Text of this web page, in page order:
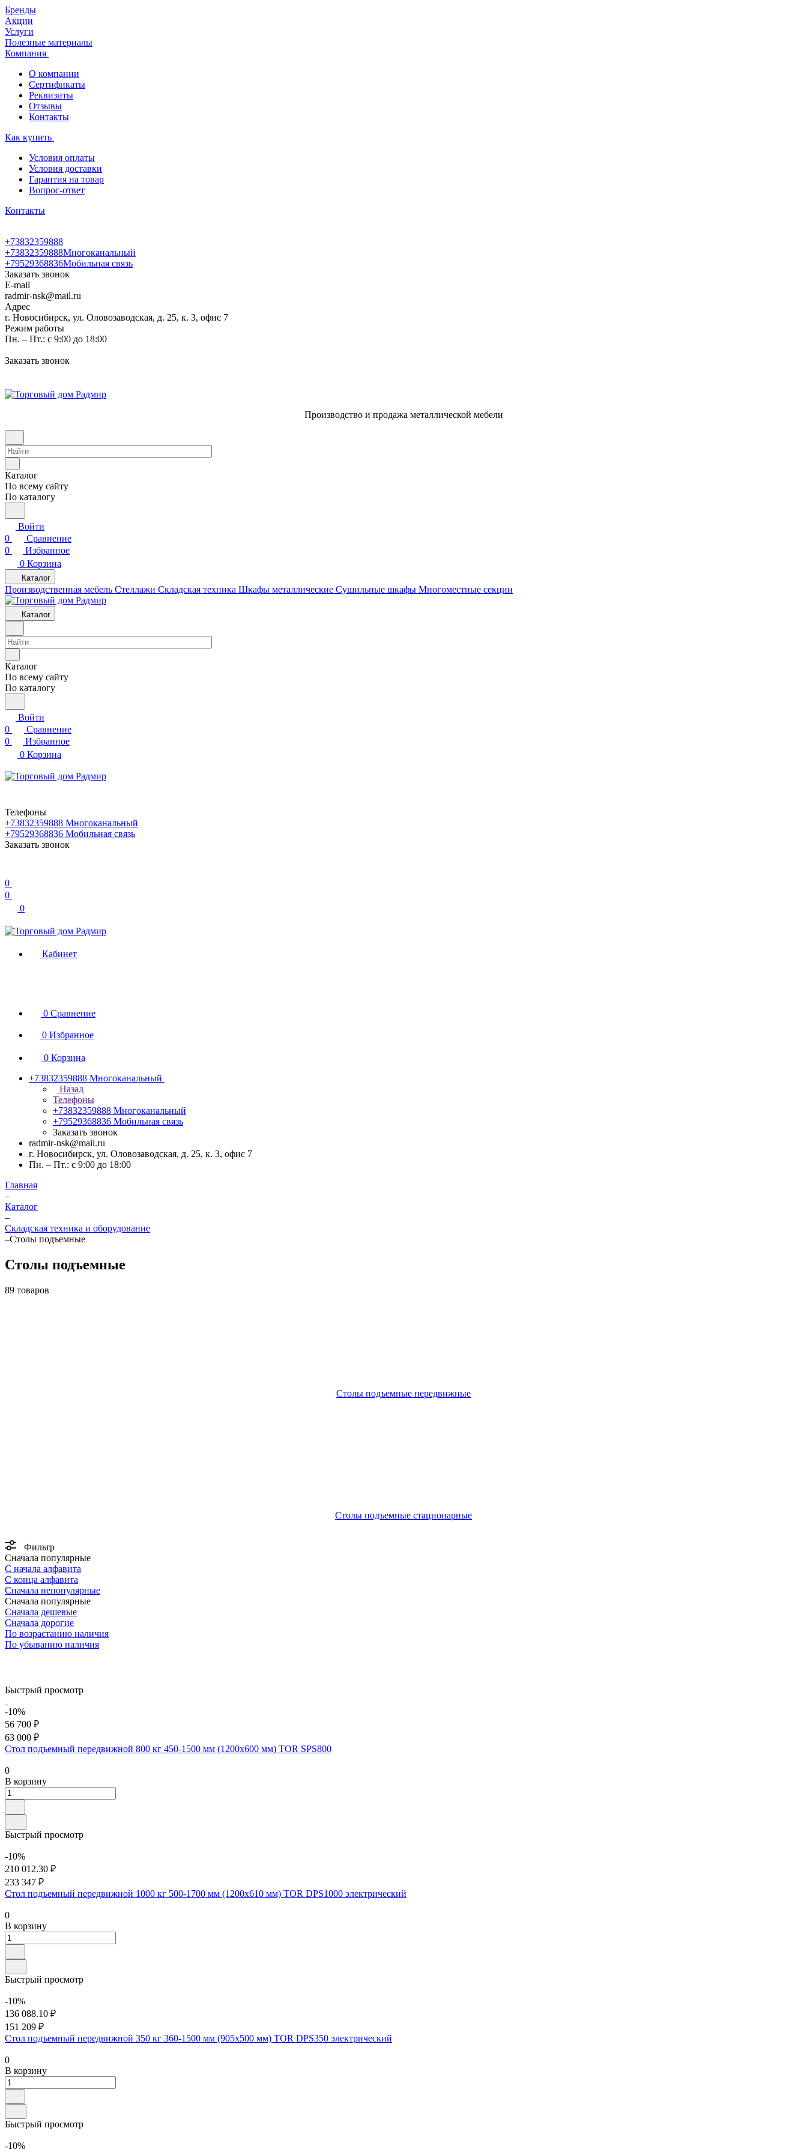
Бренды
Акции
Услуги
Полезные материалы
Компания
О компании
Сертификаты
Реквизиты
Отзывы
Контакты
Как купить
Условия оплаты
Условия доставки
Гарантия на товар
Вопрос-ответ
Контакты
+73832359888
+73832359888Многоканальный
+79529368836Мобильная связь
Заказать звонок
E-mail
radmir-nsk@mail.ru
Адрес
г. Новосибирск, ул. Оловозаводская, д. 25, к. 3, офис 7
Режим работы
Пн. – Пт.: с 9:00 до 18:00
Заказать звонок
Производство и продажа металлической мебели
Каталог
По всему сайту
По каталогу
Войти
0
Сравнение
0
Избранное
0 Корзина
Каталог
Производственная мебель Cтеллажи Складская техника Шкафы металлические Cушильные шкафы Многоместные секции
Каталог
Каталог
По всему сайту
По каталогу
Войти
0
Сравнение
0
Избранное
0 Корзина
Телефоны
+73832359888 Многоканальный
+79529368836 Мобильная связь
Заказать звонок
0
0
0
Кабинет
0 Сравнение
0 Избранное
0 Корзина
+73832359888 Многоканальный
Назад
Телефоны
+73832359888 Многоканальный
+79529368836 Мобильная связь
Заказать звонок
radmir-nsk@mail.ru
г. Новосибирск, ул. Оловозаводская, д. 25, к. 3, офис 7
Пн. – Пт.: с 9:00 до 18:00
Главная
–
Каталог
–
Складская техника и оборудование
–Столы подъемные
Столы подъемные
89 товаров
Столы подъемные передвижные
Столы подъемные стационарные
Фильтр
Сначала популярные
С начала алфавита
С конца алфавита
Сначала непопулярные
Сначала популярные
Сначала дешевые
Сначала дорогие
По возрастанию наличия
По убыванию наличия
Быстрый просмотр
-10%
56 700 ₽
63 000 ₽
Стол подъемный передвижной 800 кг 450-1500 мм (1200х600 мм) TOR SPS800
0
В корзину
Быстрый просмотр
-10%
210 012.30 ₽
233 347 ₽
Стол подъемный передвижной 1000 кг 500-1700 мм (1200х610 мм) TOR DPS1000 электрический
0
В корзину
Быстрый просмотр
-10%
136 088.10 ₽
151 209 ₽
Стол подъемный передвижной 350 кг 360-1500 мм (905х500 мм) TOR DPS350 электрический
0
В корзину
Быстрый просмотр
-10%